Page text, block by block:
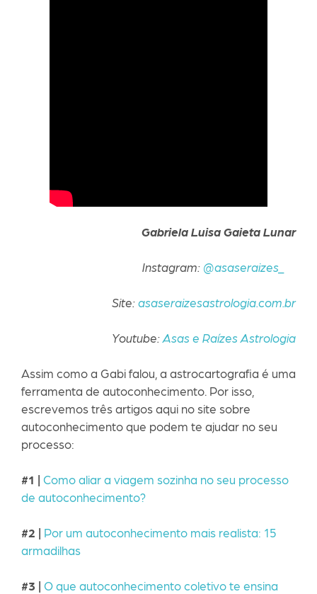
Gabriela Luisa Gaieta Lunar
Instagram: @asaseraizes_
Site: asaseraizesastrologia.com.br
Youtube: Asas e Raízes Astrologia
Assim como a Gabi falou, a astrocartografia é uma
ferramenta de autoconhecimento. Por isso,
escrevemos três artigos aqui no site sobre
autoconhecimento que podem te ajudar no seu
processo:
#1 | Como aliar a viagem sozinha no seu processo
de autoconhecimento?
#2 | Por um autoconhecimento mais realista: 15
armadilhas
#3 | O que autoconhecimento coletivo te ensina